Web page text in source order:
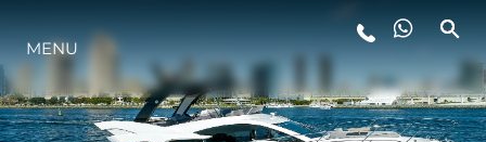
STYL ŻYCIA
MENU